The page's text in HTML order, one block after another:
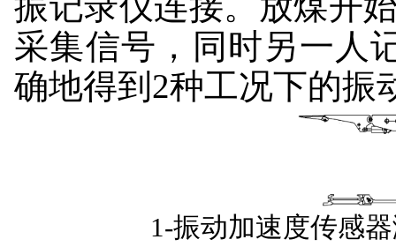
采集信号，同时另一人
确地得到2种工况下的振
1-振动加速度传感